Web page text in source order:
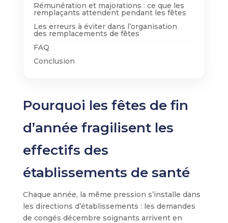
Rémunération et majorations : ce que les
remplaçants attendent pendant les fêtes
Les erreurs à éviter dans l’organisation
des remplacements de fêtes
FAQ
Conclusion
Pourquoi les fêtes de fin
d’année fragilisent les
effectifs des
établissements de santé
Chaque année, la même pression s’installe dans
les directions d’établissements : les demandes
de congés décembre soignants arrivent en